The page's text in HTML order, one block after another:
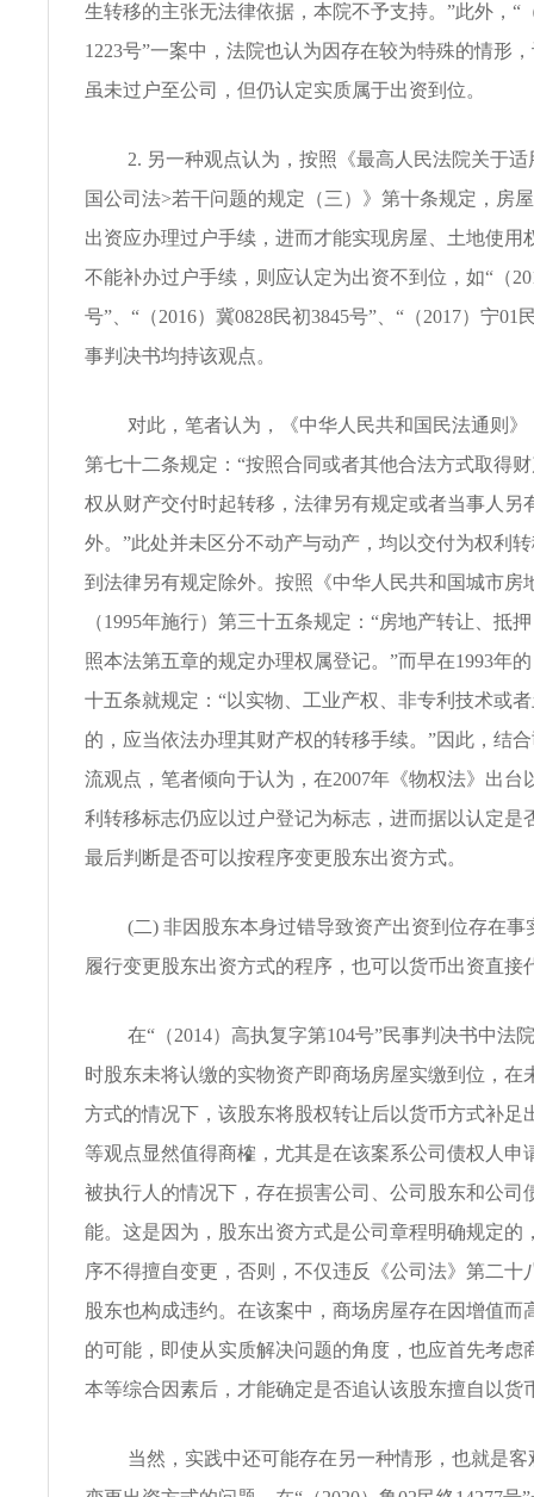
生转移的主张无法律依据，本院不予支持。”此外，“
1223号”一案中，法院也认为因存在较为特殊的情形
虽未过户至公司，但仍认定实质属于出资到位。
2. 另一种观点认为，按照《最高人民法院关于
国公司法>若干问题的规定（三）》第十条规定，房
出资应办理过户手续，进而才能实现房屋、土地使用
不能补办过户手续，则应认定为出资不到位，如“（
号”、“（2016）冀0828民初3845号”、“（2017）宁01
事判决书均持该观点。
对此，笔者认为，《中华人民共和国民法通则》
第七十二条规定：“按照合同或者其他合法方式取得
权从财产交付时起转移，法律另有规定或者当事人另
外。”此处并未区分不动产与动产，均以交付为权利
到法律另有规定除外。按照《中华人民共和国城市房
（1995年施行）第三十五条规定：“房地产转让、抵
照本法第五章的规定办理权属登记。”而早在1993年
十五条就规定：“以实物、工业产权、非专利技术或
的，应当依法办理其财产权的转移手续。”因此，结
流观点，笔者倾向于认为，在2007年《物权法》出台
利转移标志仍应以过户登记为标志，进而据以认定是
最后判断是否可以按程序变更股东出资方式。
(二) 非因股东本身过错导致资产出资到位存在事
履行变更股东出资方式的程序，也可以货币出资直接
在“（2014）高执复字第104号”民事判决书中法
时股东未将认缴的实物资产即商场房屋实缴到位，在
方式的情况下，该股东将股权转让后以货币方式补足
等观点显然值得商榷，尤其是在该案系公司债权人申
被执行人的情况下，存在损害公司、公司股东和公司
能。这是因为，股东出资方式是公司章程明确规定的
序不得擅自变更，否则，不仅违反《公司法》第二十
股东也构成违约。在该案中，商场房屋存在因增值而
的可能，即使从实质解决问题的角度，也应首先考虑
本等综合因素后，才能确定是否追认该股东擅自以货
当然，实践中还可能存在另一种情形，也就是